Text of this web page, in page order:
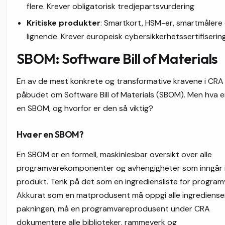
flere. Krever obligatorisk tredjepartsvurdering
Kritiske produkter: Smartkort, HSM-er, smartmålere
lignende. Krever europeisk
SBOM: Software Bill of Materials
En av de mest konkrete og transformative kravene i
påbudet om Software Bill of Materials (SBOM). Men hva
en SBOM, og hvorfor er den så viktig?
Hva er en SBOM?
En SBOM er en formell, maskinlesbar oversikt over alle
programvarekomponenter og avhengigheter som inngår
produkt. Tenk på det som en ingrediensliste for
Akkurat som en matprodusent må oppgi alle
pakningen, må en programvareprodusent under CRA
dokumentere alle biblioteker, rammeverk og